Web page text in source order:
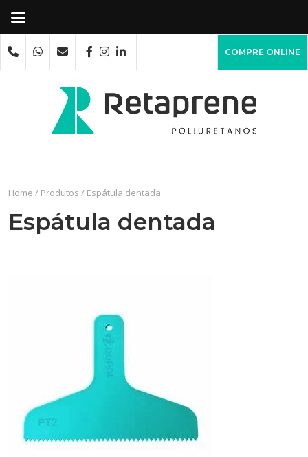
COMPRE ONLINE
Home / Produtos / Espátula dentada
Espátula dentada